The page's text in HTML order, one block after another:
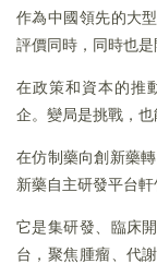
作為中國領先的大
評價同時，同時也是
在政策和資本的推
企。變局是挑戰，也
在仿制藥向創新藥
新藥自主研發平台軒
它是集研發、臨床
台，聚焦腫瘤、代